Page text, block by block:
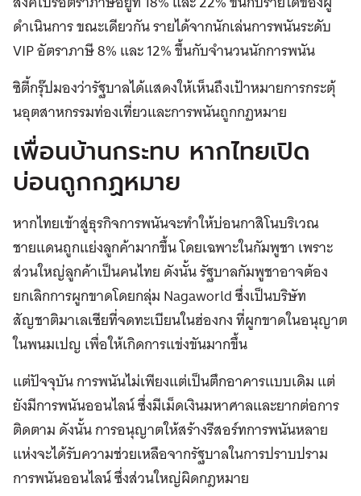
ดำเนินการ ขณะเดียวกัน รายได้จากนักเล่นการพนันระดับ
VIP อัตราภาษี 8% และ 12% ขึ้นกับจำนวนนักการพนัน
ซิตี้กรุ๊ปมองว่ารัฐบาลได้แสดงให้เห็นถึงเป้าหมายการกระตุ้
นอุตสาหกรรมท่องเที่ยวและการพนันถูกกฏหมาย
เพื่อนบ้านกระทบ หากไทยเปิด
บ่อนถูกกฏหมาย
หากไทยเข้าสู่ธุรกิจการพนันจะทำให้บ่อนกาสิโนบริเวณ
ชายแดนถูกแย่งลูกค้ามากขึ้น โดยเฉพาะในกัมพูชา เพราะ
ส่วนใหญ่ลูกค้าเป็นคนไทย ดังนั้น รัฐบาลกัมพูชาอาจต้อง
ยกเลิกการผูกขาดโดยกลุ่ม Nagaworld ซึ่งเป็นบริษัท
สัญชาติมาเลเซียที่จดทะเบียนในฮ่องกง ที่ผูกขาดในอนุญาต
ในพนมเปญ เพื่อให้เกิดการแข่งขันมากขึ้น
แต่ปัจจุบัน การพนันไม่เพียงแต่เป็นตึกอาคารแบบเดิม แต่
ยังมีการพนันออนไลน์ ซึ่งมีเม็ดเงินมหาศาลและยากต่อการ
ติดตาม ดังนั้น การอนุญาตให้สร้างรีสอร์ทการพนันหลาย
แห่งจะได้รับความช่วยเหลือจากรัฐบาลในการปราบปราม
การพนันออนไลน์ ซึ่งส่วนใหญ่ผิดกฎหมาย